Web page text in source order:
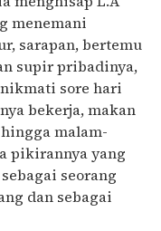
menemani
sarapan, bertemu
supir pribadinya,
sore hari
bekerja, makan
malam-
pikirannya yang
seorang
dan sebagai